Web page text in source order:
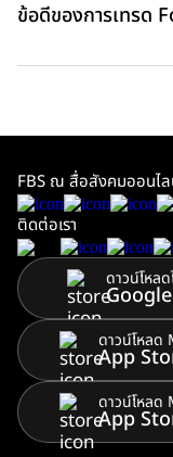
ข้อดีของการเทรด
FBS ณ สื่อสังคมออนไ
ติดต่อเรา
ดาวน์โหล
ดาวน์โหลด
App
ดาวน์โหลด
App